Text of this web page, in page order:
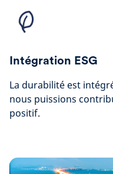
Intégration ESG
La durabilité est
nous puissions
positif.